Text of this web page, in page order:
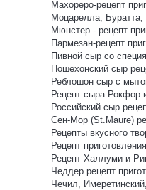
Махореро-рецепт
Моцарелла, Буратта,
Мюнстер - рецепт
Пармезан-рецепт
Пивной сыр со
Пошехонский сыр
Реблошон сыр с
Рецепт сыра Рокфор
Российский сыр
Сен-Мор (St.Maure)
Рецепты вкусного
Рецепт
Рецепт Халлуми и
Чеддер рецепт
Чечил,